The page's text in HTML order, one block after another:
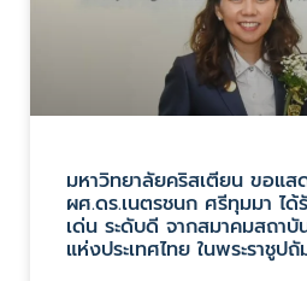
มหาวิทยาลัยคริสเตียน ขอแ
ผศ.ดร.เนตรชนก ศรีทุมมา ได้
เด่น ระดับดี จากสมาคมสถา
แห่งประเทศไทย ในพระราชูป